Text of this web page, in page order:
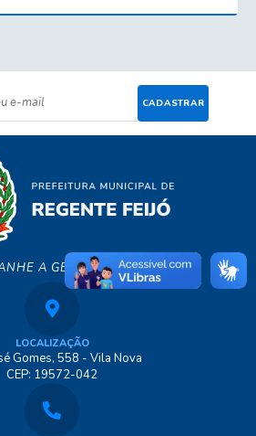
CADASTRAR
A GENTE!
LOCALIZAÇÃO
Gomes, 558 - Vila Nova
CEP: 19572-042